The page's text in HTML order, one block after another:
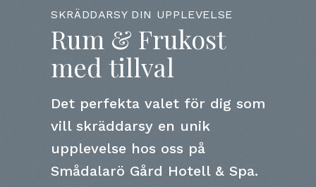
SKRÄDDARSY DIN UPPLEVELSE
Rum & Frukost
med tillval
Det perfekta valet för dig som
vill skräddarsy en unik
upplevelse hos oss på
Smådalarö Gård Hotell & Spa.